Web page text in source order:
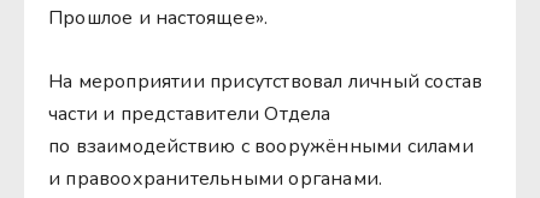
Прошлое и настоящее».
На мероприятии присутствовал личный состав
части и представители Отдела
по взаимодействию с вооружёнными силами
и правоохранительными органами.